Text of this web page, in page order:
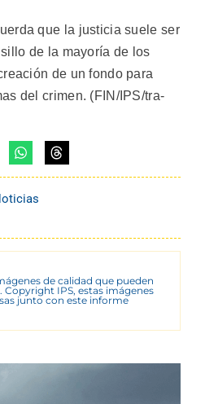
que la justicia suele ser
de la mayoría de los
de un fondo para
del crimen. (FIN/IPS/tra-
de calidad que pueden
Copyright IPS, estas imágenes
junto con este informe